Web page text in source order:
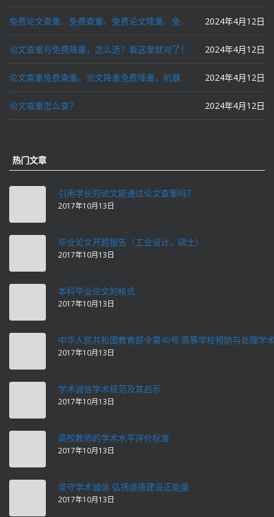
免费论文查重、免费查重、免费论文降重、免费降重、智能降重、一键降重、降低AIGC写作率、AI写论文，这些名词你了解吗？ 2024年4月12日
论文查重与免费降重，怎么选？看这里就对了！ 2024年4月12日
论文查重免费查重，论文降重免费降重，机器降重，人工降重，降低AIGC写作率，ai写论文，都要选论文狗和paperdog以及文思慧达！ 2024年4月12日
论文查重怎么查？ 2024年4月12日
热门文章
引用学长的论文能通过论文查重吗？
2017年10月13日
毕业论文开题报告（工业设计，硕士）
2017年10月13日
本科毕业论文的格式
2017年10月13日
中华人民共和国教育部令第40号:高等学校预防与处理学
2017年10月13日
学术诚信学术规范及其启示
2017年10月13日
高校教师的学术水平评价标准
2017年10月13日
坚守学术诚信 弘扬道德建设正能量
2017年10月13日